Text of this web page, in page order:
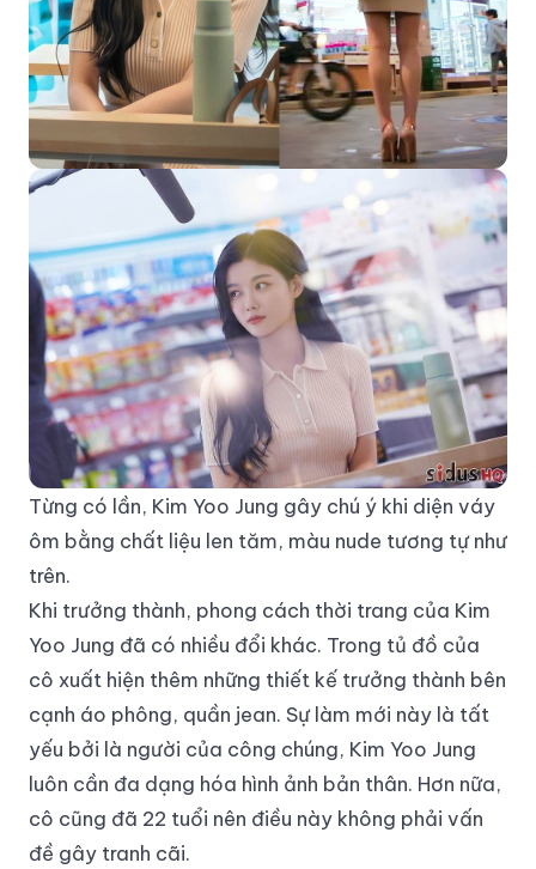
Từng có lần, Kim Yoo Jung gây chú ý khi diện váy
ôm bằng chất liệu len tăm, màu nude tương tự như
trên.
Khi trưởng thành, phong cách thời trang của Kim
Yoo Jung đã có nhiều đổi khác. Trong tủ đồ của
cô xuất hiện thêm những thiết kế trưởng thành bên
cạnh áo phông, quần jean. Sự làm mới này là tất
yếu bởi là người của công chúng, Kim Yoo Jung
luôn cần đa dạng hóa hình ảnh bản thân. Hơn nữa,
cô cũng đã 22 tuổi nên điều này không phải vấn
đề gây tranh cãi.